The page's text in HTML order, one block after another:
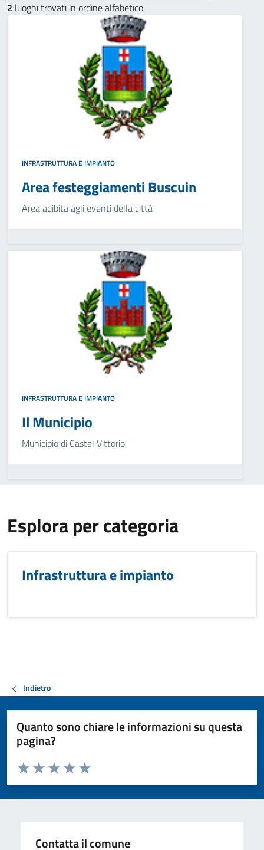
2 luoghi trovati in ordine alfabetico
INFRASTRUTTURA E IMPIANTO
Area festeggiamenti Buscuin
Area adibita agli eventi della città
INFRASTRUTTURA E IMPIANTO
Il Municipio
Municipio di Castel Vittorio
Esplora per categoria
Infrastruttura e impianto
Indietro
Quanto sono chiare le informazioni su questa
pagina?
Valuta da 1 a 5 stelle la pagina
Valuta 5 stelle su 5
Valuta 4 stelle su 5
Valuta 3 stelle su 5
Valuta 2 stelle su 5
Valuta 1 stelle su 5
Contatta il comune